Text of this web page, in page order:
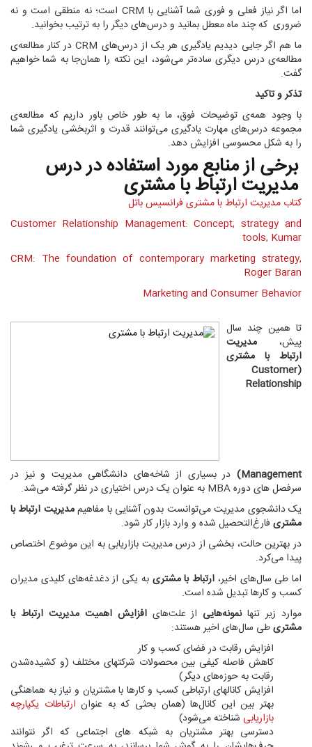
اما اگر نیاز فعلی و فوری شما آشنایی با CRM است؛ نه منطقی است و نه
ضروری که چند ماه معطل بمانید و درس‌های دیگر را به ترتیب بخوانید.
ما هم اگر جایی دیدیم یادگیری هر یک از درس‌های CRM در کنار مطالعه‌ی
مطالعه‌ی درس دیگری ساده‌تر می‌شود، این نکته را همان‌جا به شما خواهیم
گفت.
تذکر و تاکید
با وجود همه‌ی توضیحات فوق، ما به طور خاص باور داریم که مطالعه‌ی
مجموعه درس‌های مهارت یادگیری می‌توانند قدرت و اثربخشی یادگیری شما
را به‌ شکل محسوسی افزایش دهد.
برخی ازمنابع مورد استفاده در درس
مدیریت ارتباط با مشتری
کتاب مدیریت ارتباط با مشتری فرانسیس باتل
Customer Relationship Management: Concept, strategy and
tools, Kumar
CRM: The foundation of contemporary marketing strategy,
Roger Baran
Marketing and Consumer Behavior
تا همین چند سال
پیش، مدیریت
ارتباط با مشتری
(Customer
Relationship
Management)
در بسیاری از شاخه‌های دانشگاهی مدیریت و نیز در
سرفصل های دوره MBA به عنوان یک درس اختیاری در نظر گرفته می‌شد.
یک دانشجوی مدیریت می‌توانست بدون آشنایی با مفاهیممدیریت ارتباط با
مشتری فارغ‌التحصیل شده و وارد بازار کار شود.
در بهترین حالت، بخشی از درس مدیریت بازاریابی به این موضوع اختصاص
پیدا می‌کرد.
اما طی سال‌های اخیر، ارتباط با مشتری به یکی از دغدغه‌های کلیدی مدیران
کسب و کارها تبدیل شده است.
موارد زیر تنهانمونه‌هایی از علت‌هایافزایش اهمیت مدیریت ارتباط با
مشتریطی سال‌های اخیر هستند:
افزایش رقابت در فضای کسب و کار
کاهش فاصله کیفی بین محصولات شرکتهای مختلف (و کشیده‌شدن
رقابت به حوزه‌های دیگر)
افزایش کانالهای ارتباطی کسب و کارها با مشتریان و نیاز به هماهنگی
بهتر بین این کانال‌ها (همان بحثی که به عنوان ارتباطات یکپارچه
بازاریابی شناخته می‌شود)
دسترسی بهتر مشتریان به شبکه های اجتماعی که اگر نتوانند